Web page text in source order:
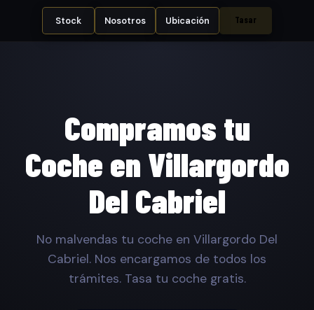
Stock Nosotros Ubicación Tasar
Compramos tu
Coche en Villargordo
Del Cabriel
No malvendas tu coche en Villargordo Del
Cabriel. Nos encargamos de todos los
trámites. Tasa tu coche gratis.